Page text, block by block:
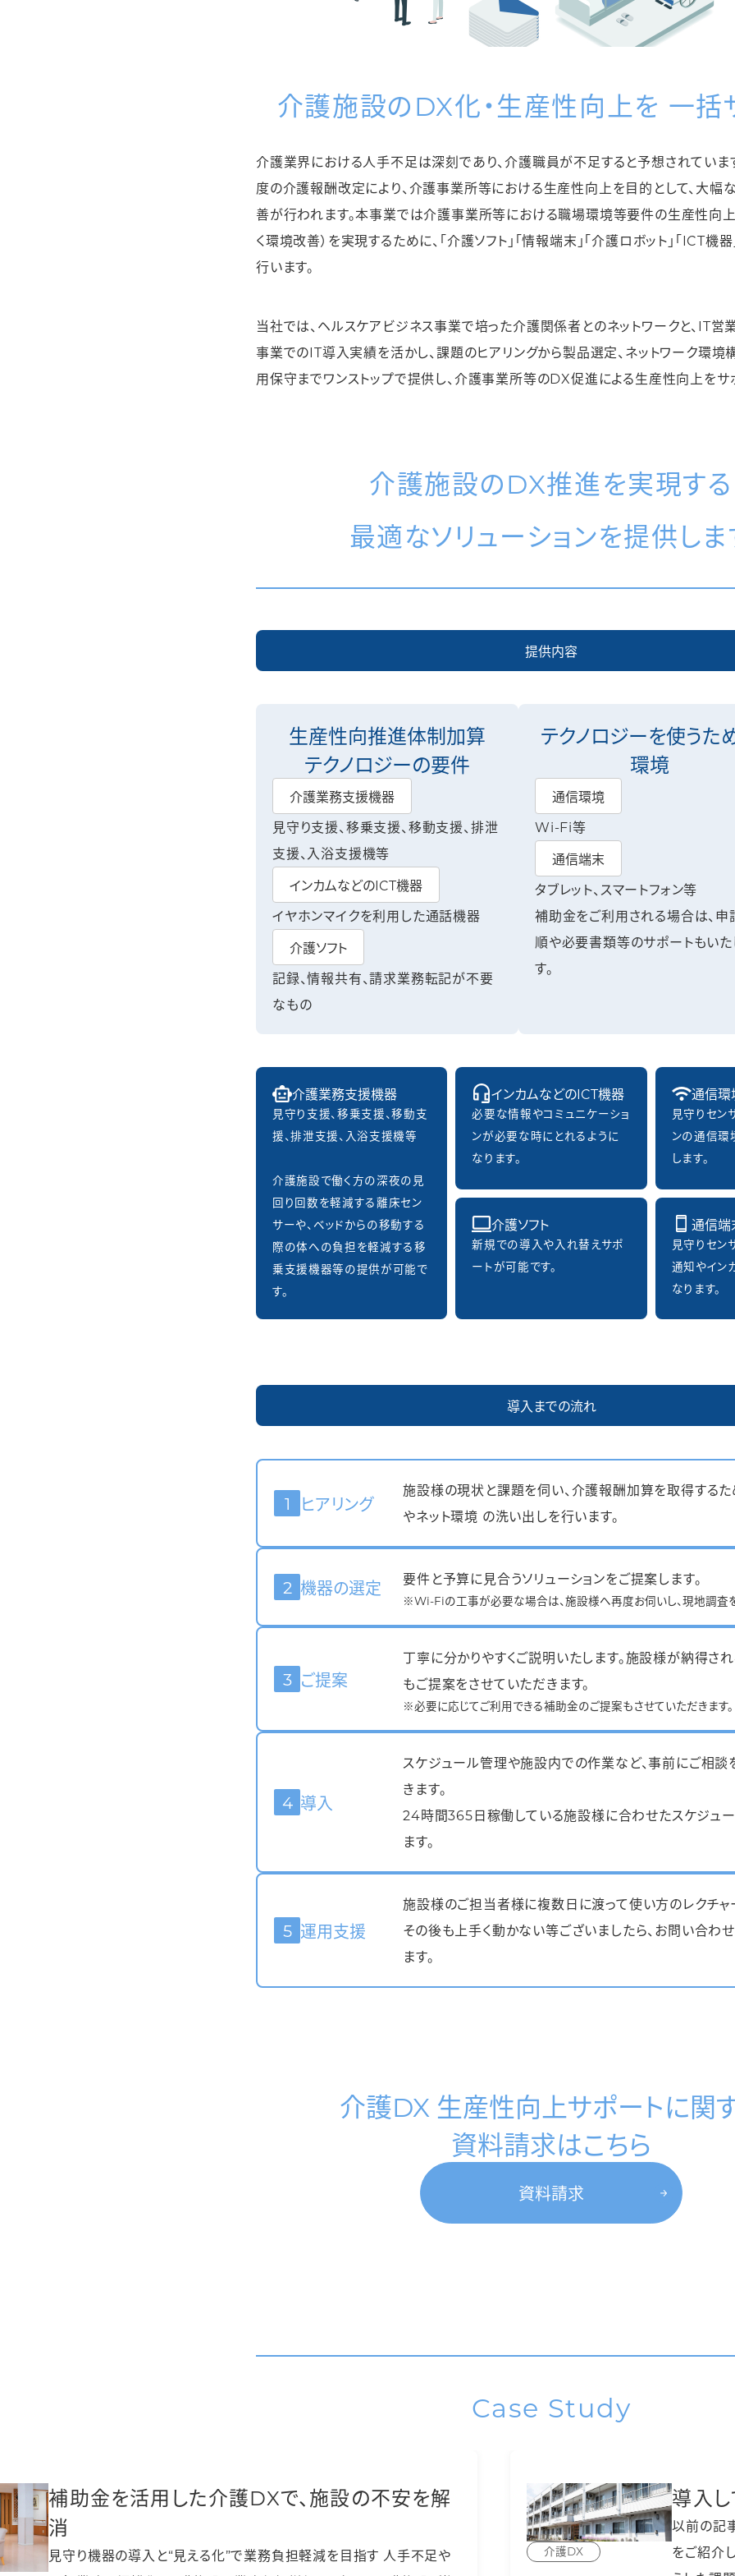
介護施設のDX化・生産性向上を 一括
介護業界における人手不足は深刻であり、介護職員が不足すると予想されていま
度の介護報酬改定により、介護事業所等における生産性向上を目的として、大幅
善が行われます。本事業では介護事業所等における職場環境等要件の生産性向
く環境改善）を実現するために、「介護ソフト」「情報端末」「介護ロボット」「ICT機
行います。
当社では、ヘルスケアビジネス事業で培った介護関係者とのネットワークと、IT営
事業でのIT導入実績を活かし、課題のヒアリングから製品選定、ネットワーク環境
用保守までワンストップで提供し、介護事業所等のDX促進による生産性向上をサ
介護施設のDX推進を実現する
最適なソリューションを提供しま
提供内容
生産性向推進体制加算
テクノロジーの要件
介護業務支援機器
見守り支援、移乗支援、移動支援、排泄
支援、入浴支援機等
インカムなどのICT機器
イヤホンマイクを利用した通話機器
介護ソフト
記録、情報共有、請求業務転記が不要
なもの
テクノロジーを使うた
環境
通信環境
Wi-Fi等
通信端末
タブレット、スマートフォン等
補助金をご利用される場合は、申
順や必要書類等のサポートもいた
す。
介護業務支援機器
見守り支援、移乗支援、移動支
援、排泄支援、入浴支援機等
介護施設で働く方の深夜の見
回り回数を軽減する離床セン
サーや、ベッドからの移動する
際の体への負担を軽減する移
乗支援機器等の提供が可能で
す。
インカムなどのICT機器
必要な情報やコミュニケーショ
ンが必要な時にとれるように
なります。
通信環
見守りセン
ンの通信環
します。
介護ソフト
新規での導入や入れ替えサポ
ートが可能です。
通信端
見守りセン
通知やイン
なります。
導入までの流れ
1 ヒアリング
施設様の現状と課題を伺い、介護報酬加算を取得する
やネット環境 の洗い出しを行います。
2 機器の選定 要件と予算に見合うソリューションをご提案します。
※Wi-Fiの工事が必要な場合は、施設様へ再度お伺いし、現地調査を
3 ご提案
丁寧に分かりやすくご説明いたします。施設様が納得され
もご提案をさせていただきます。
※必要に応じてご利用できる補助金のご提案もさせていただきます。
4 導入
スケジュール管理や施設内での作業など、事前にご相談
きます。
24時間365日稼働している施設様に合わせたスケジュー
ます。
5 運用支援
施設様のご担当者様に複数日に渡って使い方のレクチャ
その後も上手く動かない等ございましたら、お問い合わ
ます。
介護DX 生産性向上サポートに関
資料請求はこちら
資料請求
Case Study
補助金を活用した介護DXで、施設の不安を解
消
見守り機器の導入と“見える化”で業務負担軽減を目指す 人手不足や
介護DX
導入
以前の記
をご紹介